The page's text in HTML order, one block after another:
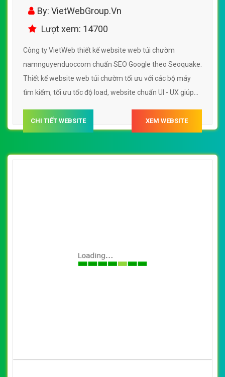
namnguyenduoccom
By: VietWebGroup.Vn
Lượt xem: 14700
Công ty VietWeb thiết kế website web túi chườm
namnguyenduoccom chuẩn SEO Google theo Seoquake.
Thiết kế website web túi chườm tối ưu với các bộ máy
tìm kiếm, tối ưu tốc độ load, website chuẩn UI - UX giúp
namnguyenduoccom
CHI TIẾT WEBSITE XEM WEBSITE